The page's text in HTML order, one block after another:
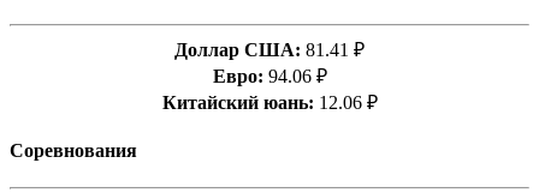
Доллар США: 81.41 ₽
Евро: 94.06 ₽
Китайский юань: 12.06 ₽
Соревнования